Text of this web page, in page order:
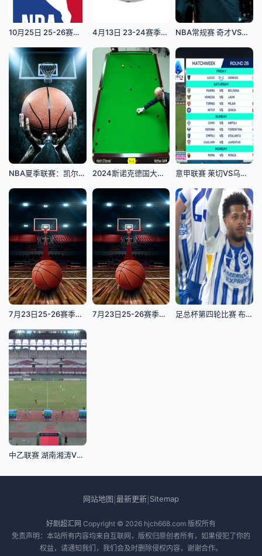
10月25日 25-26赛季NBA常规赛 爵士VS国王 4月13日 23-24赛季西甲第31轮 巴列卡诺VS赫塔费 NBA常规赛 奇才VS国王 20250120
NBA夏季联赛：凯尔特人VS魔术20260719 2024斯诺克德国大师赛资格赛马丁·奥唐奈0-5马修·塞尔特20240129 意甲联赛 莱切VS乌迪内斯 20250222
7月23日25-26赛季浙BA 缙云85VS57云和 7月23日25-26赛季全国女子篮球锦标赛 陕西榆林天泽66VS74合肥文旅 足总杯第四轮比赛 布莱顿VS切尔西 20250209
中乙联赛 湖南湘涛VS海口名城尚南堂 20240713
网站地图 最新更新 Sitemap
好剧超汇网 Copyright © 2026 hjch668.com 版权所有
免责声明：本站所有内容均来自互联网，版权归原创者所有，如果侵犯了你的
权益，请通知我们，我们会及时删除侵权内容，谢谢合作。